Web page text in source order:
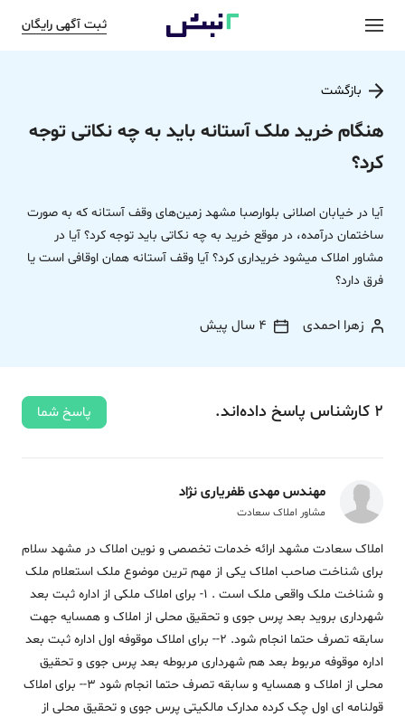
ثبت آگهی رایگان
بازگشت
هنگام خرید ملک آستانه باید به چه نکاتی توجه
کرد؟
آیا در خیابان اصلانی بلوارصبا مشهد زمین‌های وقف آستانه که به صورت
ساختمان درآمده، در موقع خرید به چه نکاتی باید توجه کرد؟ آیا در
مشاور املاک میشود خریداری کرد؟ آیا وقف آستانه همان اوقافی است یا
فرق دارد؟
زهرا احمدی 4 سال پیش
2 کارشناس پاسخ داده‌اند. پاسخ شما
مهندس مهدی ظفریاری نژاد
مشاور املاک سعادت
املاک سعادت مشهد ارائه خدمات تخصصی و نوین املاک در مشهد سلام
برای شناخت صاحب املاک یکی از مهم ترین موضوع ملک استعلام ملک
و شناخت ملک واقعی ملک است . 1- برای املاک ملکی از اداره ثبت بعد
شهرداری بروید بعد پرس جوی و تحقیق محلی از املاک و همسایه جهت
سابقه تصرف حتما انجام شود. 2-- برای املاک موقوفه اول اداره ثبت بعد
اداره موقوفه مربوط بعد هم شهرداری مربوطه بعد پرس جوی و تحقیق
محلی از املاک و همسایه و سابقه تصرف حتما انجام شود 3-- برای املاک
قولنامه ای اول چک کرده مدارک مالکیتی پرس جوی و تحقیق محلی از